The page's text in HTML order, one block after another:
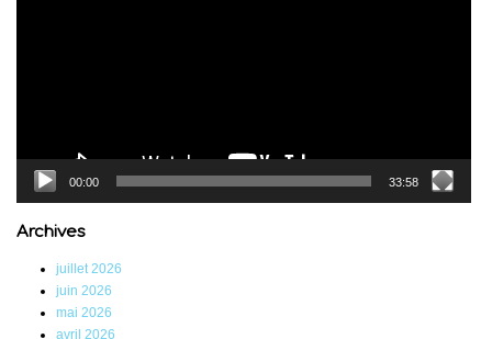
00:00 33:58
Archives
juillet 2026
juin 2026
mai 2026
avril 2026